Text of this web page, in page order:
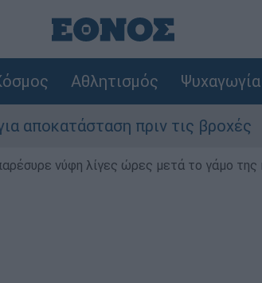
Αθλητισμός Ψυχαγωγία
πριν τις βροχές
νύφη λίγες ώρες μετά το γάμο της